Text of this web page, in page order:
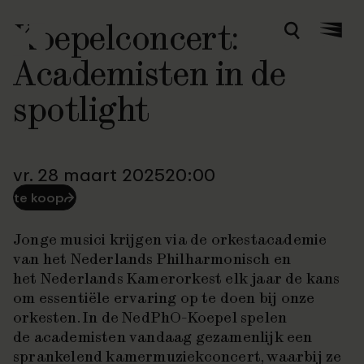
ZoekenMenu
Koepelconcert:
Academisten in de
spotlight
vr. 28 maart 202520:00
te koop⮫
Jonge musici krijgen via de orkestacademie
van het Nederlands Philharmonisch en
het Nederlands Kamerorkest elk jaar de kans
om essentiële ervaring op te doen bij onze
orkesten. In de NedPhO-Koepel spelen
de academisten vandaag gezamenlijk een
sprankelend kamermuziekconcert, waarbij ze